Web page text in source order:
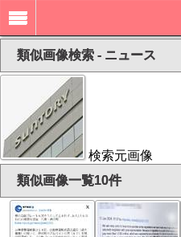
類似画像検索 - ニュース
検索元画像
類似画像一覧10件